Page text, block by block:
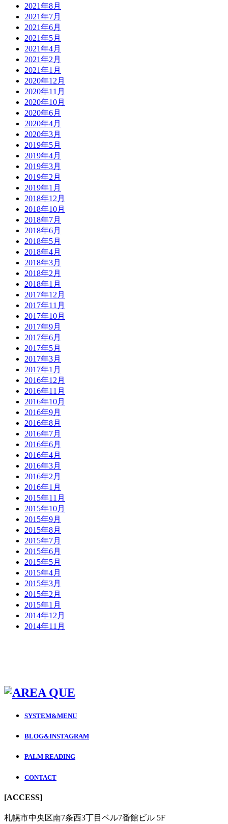
2021年8月
2021年7月
2021年6月
2021年5月
2021年4月
2021年2月
2021年1月
2020年12月
2020年11月
2020年10月
2020年6月
2020年4月
2020年3月
2019年5月
2019年4月
2019年3月
2019年2月
2019年1月
2018年12月
2018年10月
2018年7月
2018年6月
2018年5月
2018年4月
2018年3月
2018年2月
2018年1月
2017年12月
2017年11月
2017年10月
2017年9月
2017年6月
2017年5月
2017年3月
2017年1月
2016年12月
2016年11月
2016年10月
2016年9月
2016年8月
2016年7月
2016年6月
2016年4月
2016年3月
2016年2月
2016年1月
2015年11月
2015年10月
2015年9月
2015年8月
2015年7月
2015年6月
2015年5月
2015年4月
2015年3月
2015年2月
2015年1月
2014年12月
2014年11月
SYSTEM&MENU
BLOG&INSTAGRAM
PALM READING
CONTACT
[ACCESS]
札幌市中央区南7条西3丁目ベル7番館ビル 5F